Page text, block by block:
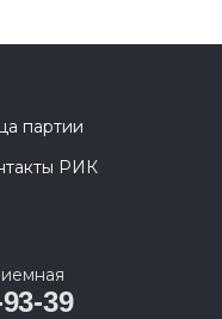
партии
РИК
39